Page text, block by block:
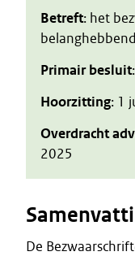
Betreft: het
Primair besluit
Hoorzitting: 1
Overdracht
2025
De